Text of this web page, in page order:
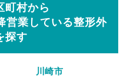
町村から
営業している整形外
探す
川崎市